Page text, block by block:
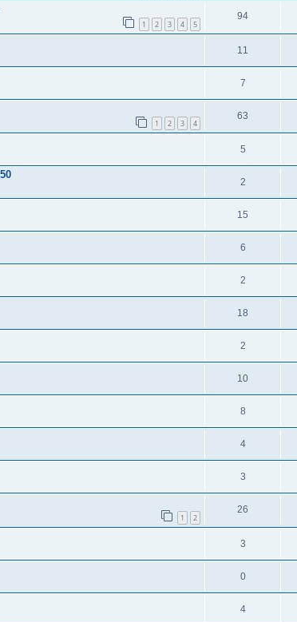
1 2 3 4 5
94
11
7
1 2 3 4
63
5
2
15
6
2
18
2
10
8
4
3
1 2
26
3
0
4